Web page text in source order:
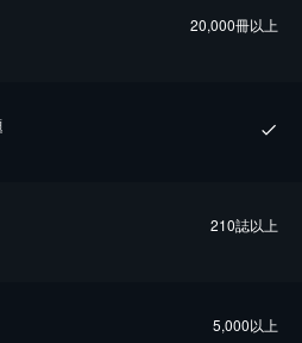
20,000冊以上
210誌以上
5,000以上